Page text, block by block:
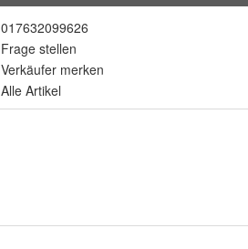
017632099626
Frage stellen
Verkäufer merken
Alle Artikel